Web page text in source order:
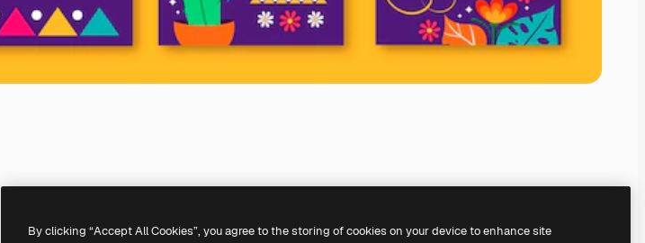
By clicking “Accept All Cookies”, you agree to the storing of cookies on your device to enhance site